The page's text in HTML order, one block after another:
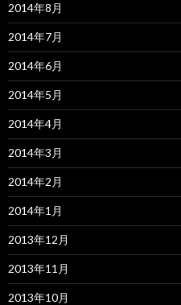
2014年8月
2014年7月
2014年6月
2014年5月
2014年4月
2014年3月
2014年2月
2014年1月
2013年12月
2013年11月
2013年10月